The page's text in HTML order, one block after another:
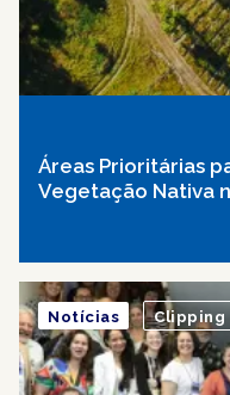
Áreas Prioritárias
Vegetação Nativa
Notícias Clipping